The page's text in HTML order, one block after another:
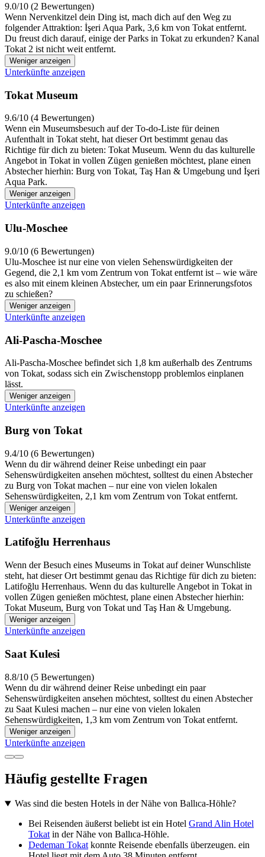
9.0/10 (2 Bewertungen)
Wenn Nervenkitzel dein Ding ist, mach dich auf den Weg zu
folgender Attraktion: İşeri Aqua Park, 3,6 km von Tokat entfernt.
Du freust dich darauf, einige der Parks in Tokat zu erkunden? Kanal
Tokat 2 ist nicht weit entfernt.
Weniger anzeigen
Unterkünfte anzeigen
Tokat Museum
9.6/10 (4 Bewertungen)
Wenn ein Museumsbesuch auf der To-do-Liste für deinen
Aufenthalt in Tokat steht, hat dieser Ort bestimmt genau das
Richtige für dich zu bieten: Tokat Museum. Wenn du das kulturelle
Angebot in Tokat in vollen Zügen genießen möchtest, plane einen
Abstecher hierhin: Burg von Tokat, Taş Han & Umgebung und İşeri
Aqua Park.
Weniger anzeigen
Unterkünfte anzeigen
Ulu-Moschee
9.0/10 (6 Bewertungen)
Ulu-Moschee ist nur eine von vielen Sehenswürdigkeiten der
Gegend, die 2,1 km vom Zentrum von Tokat entfernt ist – wie wäre
es also mit einem kleinen Abstecher, um ein paar Erinnerungsfotos
zu schießen?
Weniger anzeigen
Unterkünfte anzeigen
Ali-Pascha-Moschee
Ali-Pascha-Moschee befindet sich 1,8 km außerhalb des Zentrums
von Tokat, sodass sich ein Zwischenstopp problemlos einplanen
lässt.
Weniger anzeigen
Unterkünfte anzeigen
Burg von Tokat
9.4/10 (6 Bewertungen)
Wenn du dir während deiner Reise unbedingt ein paar
Sehenswürdigkeiten ansehen möchtest, solltest du einen Abstecher
zu Burg von Tokat machen – nur eine von vielen lokalen
Sehenswürdigkeiten, 2,1 km vom Zentrum von Tokat entfernt.
Weniger anzeigen
Unterkünfte anzeigen
Latifoğlu Herrenhaus
Wenn der Besuch eines Museums in Tokat auf deiner Wunschliste
steht, hat dieser Ort bestimmt genau das Richtige für dich zu bieten:
Latifoğlu Herrenhaus. Wenn du das kulturelle Angebot in Tokat in
vollen Zügen genießen möchtest, plane einen Abstecher hierhin:
Tokat Museum, Burg von Tokat und Taş Han & Umgebung.
Weniger anzeigen
Unterkünfte anzeigen
Saat Kulesi
8.8/10 (5 Bewertungen)
Wenn du dir während deiner Reise unbedingt ein paar
Sehenswürdigkeiten ansehen möchtest, solltest du einen Abstecher
zu Saat Kulesi machen – nur eine von vielen lokalen
Sehenswürdigkeiten, 1,3 km vom Zentrum von Tokat entfernt.
Weniger anzeigen
Unterkünfte anzeigen
Häufig gestellte Fragen
Was sind die besten Hotels in der Nähe von Ballıca-Höhle?
Bei Reisenden äußerst beliebt ist ein Hotel Grand Alin Hotel
Tokatin der Nähe von Ballıca-Höhle.
Dedeman Tokatkonnte Reisende ebenfalls überzeugen. ein